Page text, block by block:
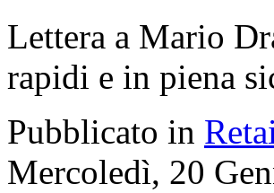
Lettera a Mario
rapidi e in piena
Pubblicato in
Mercoledì, 20